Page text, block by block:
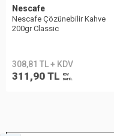
Nescafe
Nescafe Çözünebilir Kahve
200gr Classic
308,81 TL + KDV
311,90 TL
KDV
DAHİL